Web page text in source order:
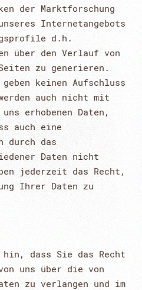
der Marktforschung
Internetangebots
d.h.
über den Verlauf von
zu generieren.
keinen Aufschluss
auch nicht mit
erhobenen Daten,
auch eine
durch das
Daten nicht
jederzeit das Recht,
Ihrer Daten zu
dass Sie das Recht
uns über die von
zu verlangen und im